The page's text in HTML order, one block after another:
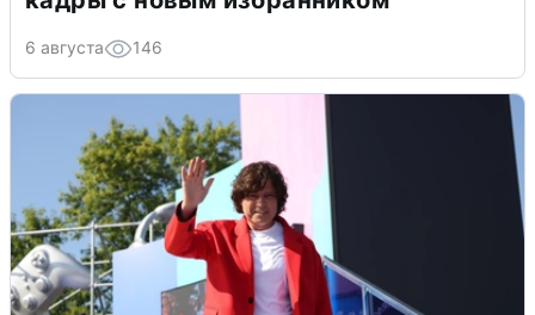
6 августа 146